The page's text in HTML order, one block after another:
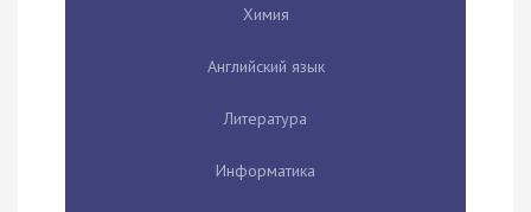
Химия
Английский язык
Литература
Информатика